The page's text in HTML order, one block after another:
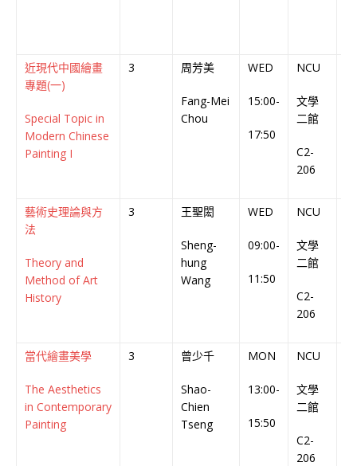
近現代中國繪畫
專題(一)
Special Topic in
Modern Chinese
Painting I
3 周芳美
Fang-Mei
Chou
WED
15:00-
17:50
NCU
文學
二館
C2-
206
藝術史理論與方
法
Theory and
Method of Art
History
3 王聖閎
Sheng-
hung
Wang
WED
09:00-
11:50
NCU
文學
二館
C2-
206
當代繪畫美學
The Aesthetics
in Contemporary
Painting
3 曾少千
Shao-
Chien
Tseng
MON
13:00-
15:50
NCU
文學
二館
C2-
206